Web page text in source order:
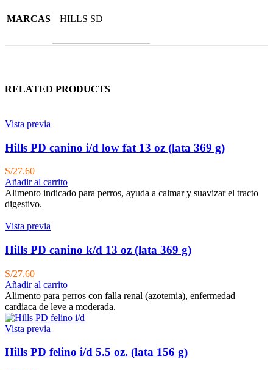
MARCAS HILLS SD
RELATED PRODUCTS
Vista previa
Hills PD canino i/d low fat 13 oz (lata 369 g)
S/27.60
Añadir al carrito
Alimento indicado para perros, ayuda a calmar y suavizar el tracto
digestivo.
Vista previa
Hills PD canino k/d 13 oz (lata 369 g)
S/27.60
Añadir al carrito
Alimento para perros con falla renal (azotemia), enfermedad
cardiaca de leve a moderada.
Vista previa
Hills PD felino i/d 5.5 oz. (lata 156 g)